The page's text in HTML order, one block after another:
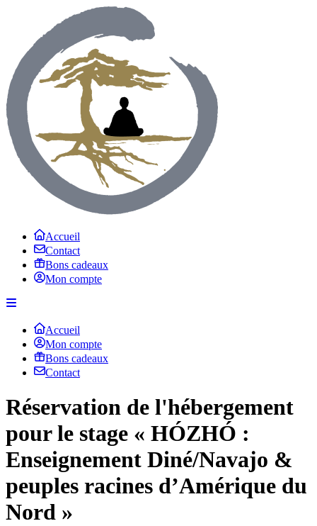
Accueil
Contact
Bons cadeaux
Mon compte
Accueil
Mon compte
Bons cadeaux
Contact
Réservation de l'hébergement
pour le stage « HÓZHÓ :
Enseignement Diné/Navajo &
peuples racines d’Amérique du
Nord »